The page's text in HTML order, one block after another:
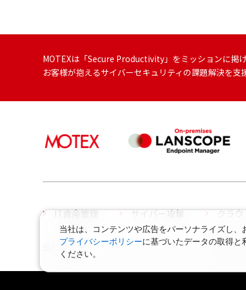
MOTEXは「Secure Productivity」をミッションに掲
お客様が抱えるサイバーセキュリティの課題解決を支
IT資産管理 サイバー攻撃 クラ
会社概要 当サイトについて 脆弱性
当社は、コンテンツや広告をパーソナライズし
プライバシーポリシーに基づいたデータの取得
ください。